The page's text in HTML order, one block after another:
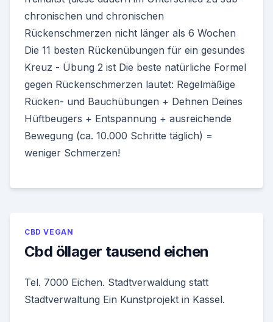
chronischen und chronischen
Rückenschmerzen nicht länger als 6 Wochen
Die 11 besten Rückenübungen für ein gesundes
Kreuz - Übung 2 ist Die beste natürliche Formel
gegen Rückenschmerzen lautet: Regelmäßige
Rücken- und Bauchübungen + Dehnen Deines
Hüftbeugers + Entspannung + ausreichende
Bewegung (ca. 10.000 Schritte täglich) =
weniger Schmerzen!
CBD VEGAN
Cbd öllager tausend eichen
Tel. 7000 Eichen. Stadtverwaldung statt
Stadtverwaltung Ein Kunstprojekt in Kassel.